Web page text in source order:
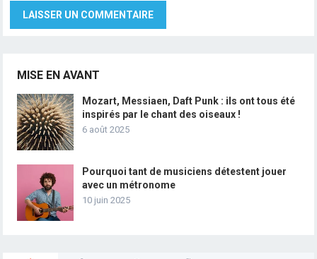
MISE EN AVANT
Mozart, Messiaen, Daft Punk : ils ont tous été
inspirés par le chant des oiseaux !
6 août 2025
Pourquoi tant de musiciens détestent jouer
avec un métronome
10 juin 2025